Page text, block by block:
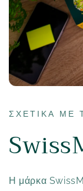
ΣΧΕΤΙΚΆ ΜΕ
Η μάρκα